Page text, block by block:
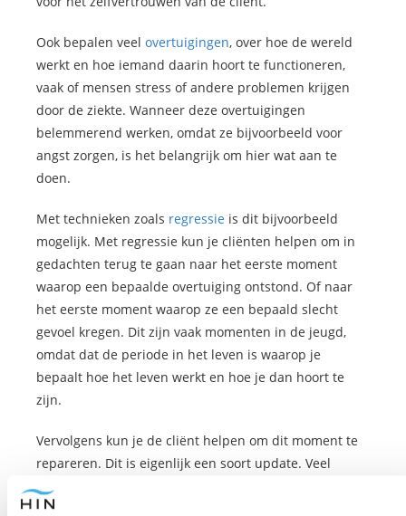
Ook bepalen veel overtuigingen, over hoe de wereld
werkt en hoe iemand daarin hoort te functioneren,
vaak of mensen stress of andere problemen krijgen
door de ziekte. Wanneer deze overtuigingen
belemmerend werken, omdat ze bijvoorbeeld voor
angst zorgen, is het belangrijk om hier wat aan te
doen.
Met technieken zoals regressie is dit bijvoorbeeld
mogelijk. Met regressie kun je cliënten helpen om in
gedachten terug te gaan naar het eerste moment
waarop een bepaalde overtuiging ontstond. Of naar
het eerste moment waarop ze een bepaald slecht
gevoel kregen. Dit zijn vaak momenten in de jeugd,
omdat dat de periode in het leven is waarop je
bepaalt hoe het leven werkt en hoe je dan hoort te
zijn.
Vervolgens kun je de cliënt helpen om dit moment te
repareren. Dit is eigenlijk een soort update. Veel
overtuigingen die in de jeugd ontstaan blijven
namelijk in het onderbewuste hangen zonder dat die